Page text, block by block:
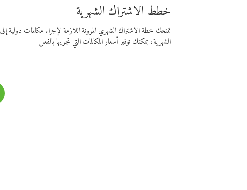
خطط الاشتراك الشهرية
تمنحك خطة الاشتراك الشهري المرونة اللازمة لإجراء مكالمات
الشهرية، يمكنك توفير أسعار المكالمات التي تجريها بالفعل